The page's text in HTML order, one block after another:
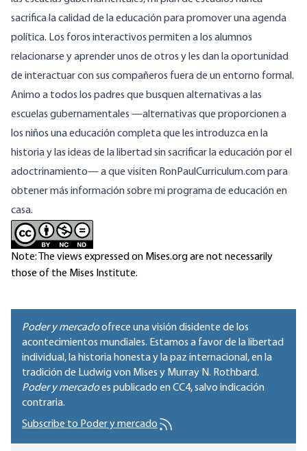
sacrifica la calidad de la educación para promover una agenda
política. Los foros interactivos permiten a los alumnos
relacionarse y aprender unos de otros y les dan la oportunidad
de interactuar con sus compañeros fuera de un entorno formal.
Animo a todos los padres que busquen alternativas a las
escuelas gubernamentales —alternativas que proporcionen a
los niños una educación completa que les introduzca en la
historia y las ideas de la libertad sin sacrificar la educación por el
adoctrinamiento— a que visiten RonPaulCurriculum.com para
obtener más información sobre mi programa de educación en
casa.
Note: The views expressed on Mises.org are not necessarily
those of the Mises Institute.
Poder y mercadoofrece una visión disidente de los
acontecimientos mundiales. Estamos a favor de la libertad
individual, la historia honesta y la paz internacional, en la
tradición de Ludwig von Mises y Murray N. Rothbard.
Poder y mercadoes publicado enCC4, salvo indicación
contraria.
Subscribe to Poder y mercado